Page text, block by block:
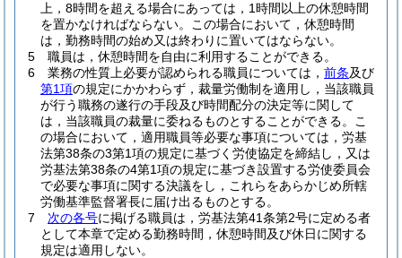
上，8時間を超える場合にあっては，1時間以上の休憩時間
を置かなければならない。
この場合において，休憩時間
は，勤務時間の始め又は終わりに置いてはならない。
5
職員は，休憩時間を自由に利用することができる。
6
業務の性質上必要が認められる職員については， 前条及び
第1項の規定にかかわらず，裁量労働制を適用し，当該職員
が行う職務の遂行の手段及び時間配分の決定等に関して
は，当該職員の裁量に委ねるものとすることができる。
こ
の場合において，適用職員等必要な事項については，労基
法第38条の3第1項の規定に基づく労使協定を締結し，又は
労基法第38条の4第1項の規定に基づき設置する労使委員会
で必要な事項に関する決議をし，これらをあらかじめ所轄
労働基準監督署長に届け出るものとする。
7
次の各号に掲げる職員は，労基法第41条第2号に定める者
として本章で定める勤務時間，休憩時間及び休日に関する
規定は適用しない。